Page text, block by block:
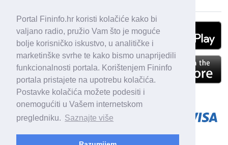
Portal Fininfo.hr koristi kolačiće kako bi
valjano radio, pružio Vam što je moguće
bolje korisničko iskustvo, u analitičke i
marketinške svrhe te kako bismo unaprijedili
funkcionalnosti portala. Korištenjem Fininfo
portala pristajete na upotrebu kolačića.
Postavke kolačića možete podesiti i
onemogućiti u Vašem internetskom
pregledniku. Saznajte više